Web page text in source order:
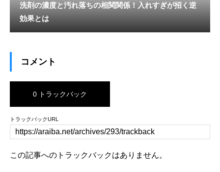
洗剤の濃度と汚れ落ちの相関関係！入れすぎが招く逆
効果とは
コメント
0 トラックバック
トラックバックURL
この記事へのトラックバックはありません。